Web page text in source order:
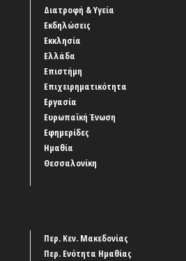
Διατροφή & Υγεία
Εκδηλώσεις
Εκκλησία
Ελλάδα
Επιστήμη
Επιχειρηματικότητα
Εργασία
Ευρωπαϊκή Ένωση
Εφημερίδες
Ημαθία
Θεσσαλονίκη
Περ. Κεν. Μακεδονίας
Περ. Ενότητα Ημαθίας